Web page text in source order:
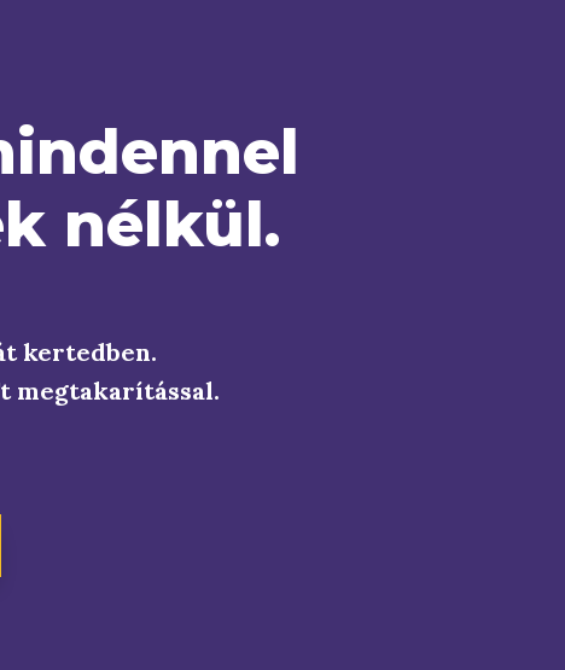
nélkül.
kertedben.
megtakarítással.